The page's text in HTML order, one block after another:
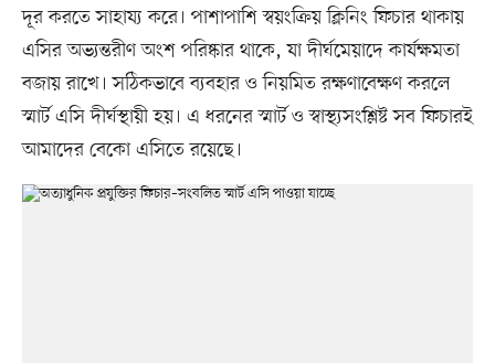
দূর করতে সাহায্য করে। পাশাপাশি স্বয়ংক্রিয় ক্লিনিং ফিচার থাকায়
এসির অভ্যন্তরীণ অংশ পরিষ্কার থাকে, যা দীর্ঘমেয়াদে কার্যক্ষমতা
বজায় রাখে। সঠিকভাবে ব্যবহার ও নিয়মিত রক্ষণাবেক্ষণ করলে
স্মার্ট এসি দীর্ঘস্থায়ী হয়। এ ধরনের স্মার্ট ও স্বাস্থ্যসংশ্লিষ্ট সব ফিচারই
আমাদের বেকো এসিতে রয়েছে।